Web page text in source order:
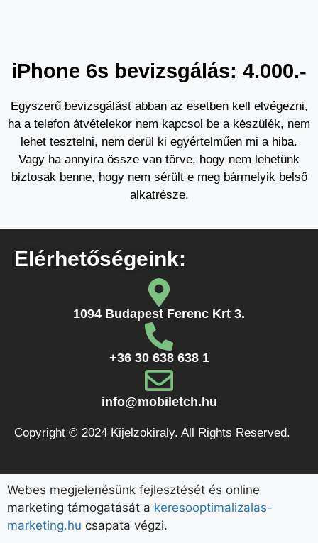
iPhone 6s bevizsgálás: 4.000.-
Egyszerű bevizsgálást abban az esetben kell elvégezni,
ha a telefon átvételekor nem kapcsol be a készülék, nem
lehet tesztelni, nem derül ki egyértelműen mi a hiba.
Vagy ha annyira össze van törve, hogy nem lehetünk
biztosak benne, hogy nem sérült e meg bármelyik belső
alkatrésze.
Elérhetőségeink:
1094 Budapest Ferenc Krt 3.
+36 30 638 638 1
info@mobiletch.hu
Copyright © 2024 Kijelzokiraly. All Rights Reserved.
Webes megjelenésünk fejlesztését és online
marketing támogatását a keresooptimalizalas-
marketing.hu csapata végzi.